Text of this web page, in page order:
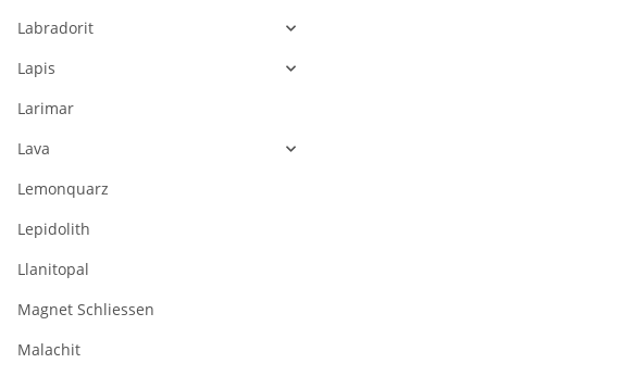
Labradorit
Lapis
Larimar
Lava
Lemonquarz
Lepidolith
Llanitopal
Magnet Schliessen
Malachit